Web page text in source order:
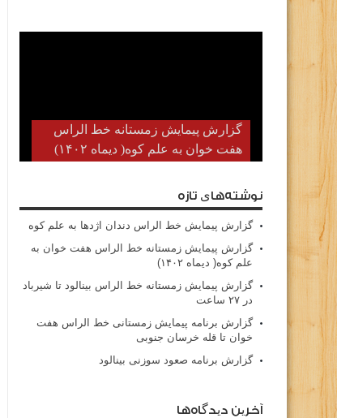
گزارش پیمایش زمستانه خط الراس
هفت خوان به علم کوه( دیماه ۱۴۰۲)
نوشته‌های تازه
گزارش پیمایش خط الراس دندان اژدها به علم کوه
گزارش پیمایش زمستانه خط الراس هفت خوان به
علم کوه( دیماه ۱۴۰۲)
گزارش پیمایش زمستانه خط الراس بینالود تا شیرباد
در ۲۷ ساعت
گزارش برنامه پیمایش زمستانی خط الراس هفت
خوان تا قله خرسان جنوبی
گزارش برنامه صعود سوزنی بینالود
آخرین دیدگاه‌ها